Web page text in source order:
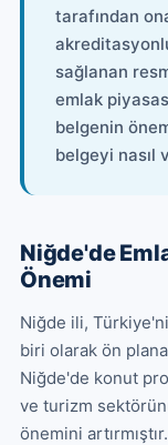
tarafından
sağlanan
emlak
belgenin
belgeyi nasıl
Niğde'de
Önemi
Niğde ili,
biri olarak ön
Niğde'de konut
ve turizm
önemini